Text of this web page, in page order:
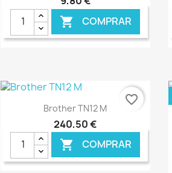
 COMPRAR
Ver+
Brother TN12 M
240,50 €
 COMPRAR
favorite_border